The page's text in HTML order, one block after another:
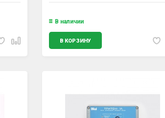
В наличии
В КОРЗИНУ